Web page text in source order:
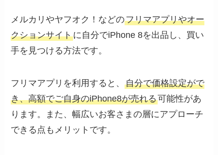
メルカリやヤフオク！などのフリマアプリやオー
クションサイトに自分でiPhone 8を出品し、買い
手を見つける方法です。
フリマアプリを利用すると、自分で価格設定がで
き、高額でご自身のiPhone8が売れる可能性があ
ります。また、幅広いお客さまの層にアプローチ
できる点もメリットです。